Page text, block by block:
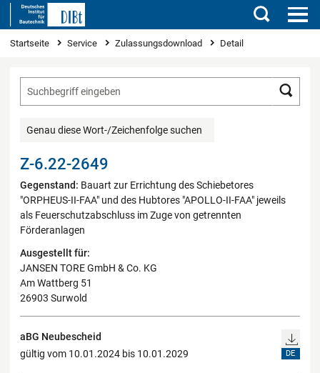
Suchen
Sie sind hier
Startseite Service Zulassungsdownload Detail
Genau diese Wort-/Zeichenfolge suchen
Z-6.22-2649
Gegenstand: Bauart zur Errichtung des Schiebetores
"ORPHEUS-II-FAA" und des Hubtores "APOLLO-II-FAA" jeweils
als Feuerschutzabschluss im Zuge von getrennten
Förderanlagen
Ausgestellt für:
JANSEN TORE GmbH & Co. KG
Am Wattberg 51
26903 Surwold
aBG Neubescheid
gültig vom 10.01.2024 bis 10.01.2029
DE